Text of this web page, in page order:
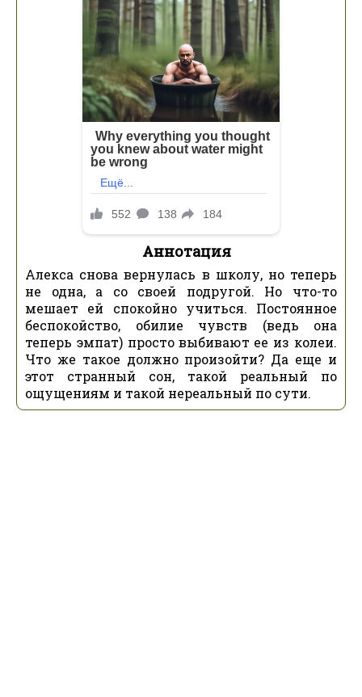
Аннотация
Алекса снова вернулась в школу, но теперь
не одна, а со своей подругой. Но что-то
мешает ей спокойно учиться. Постоянное
беспокойство, обилие чувств (ведь она
теперь эмпат) просто выбивают ее из колеи.
Что же такое должно произойти? Да еще и
этот странный сон, такой реальный по
ощущениям и такой нереальный по сути.